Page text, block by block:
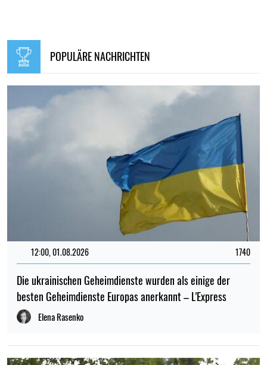
POPULÄRE NACHRICHTEN
12:00, 01.08.2026 1740
Die ukrainischen Geheimdienste wurden als einige der
besten Geheimdienste Europas anerkannt – L'Express
Elena Rasenko